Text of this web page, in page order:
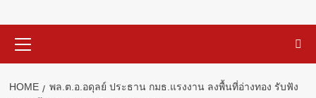
Menu
HOME
พล.ต.อ.อดุลย์ ประธาน กมธ.แรงงาน ลงพื้นที่อ่างทอง รับฟัง